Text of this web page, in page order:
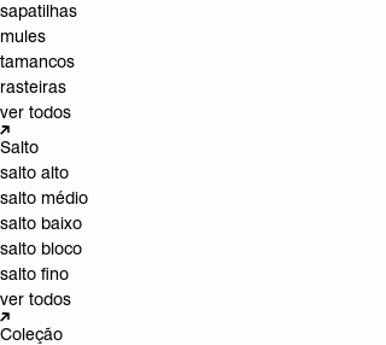
sapatilhas
mules
tamancos
rasteiras
ver todos
Salto
salto alto
salto médio
salto baixo
salto bloco
salto fino
ver todos
Coleção